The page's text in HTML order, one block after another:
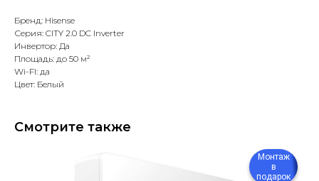
Бренд: Hisense
Серия: CITY 2.0 DC Inverter
Инвертор: Да
Площадь: до 50 м²
Wi-FI: да
Цвет: Белый
Смотрите также
Монтаж
в
подарок